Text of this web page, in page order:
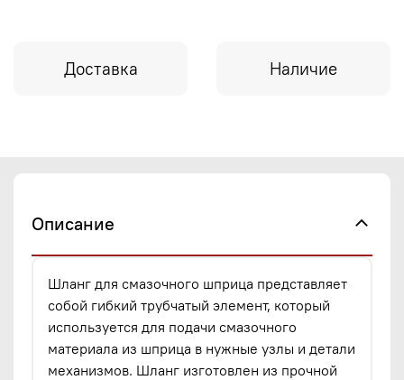
Доставка Наличие
Описание
Шланг для смазочного шприца представляет
собой гибкий трубчатый элемент, который
используется для подачи смазочного
материала из шприца в нужные узлы и детали
механизмов. Шланг изготовлен из прочной